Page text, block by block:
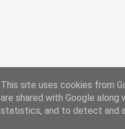
This site uses cookies from
are shared with Google
statistics, and to detect and